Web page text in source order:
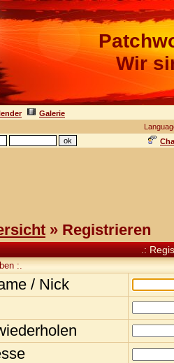
Wir
Galerie
» Registrieren
.:
:.
/ Nick